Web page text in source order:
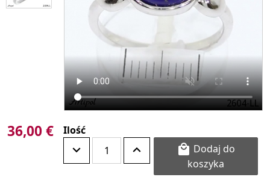
36,00 € Ilość

koszyka